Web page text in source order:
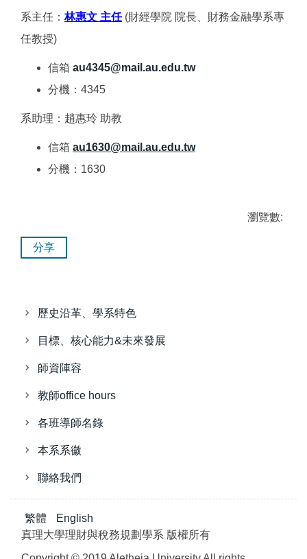
系主任：林惠文 主任(財經學院 院長、財務金融學系專
任教授)
信箱 au4345@mail.au.edu.tw
分機：4345
系助理：趙惠玲 助教
信箱 au1630@mail.au.edu.tw
分機：1630
瀏覽數:
分享
歷史沿革、學系特色
目標、核心能力&未來發展
師資陣容
教師office hours
各班導師名錄
本系系徽
聯絡我們
繁體
English
真理大學理財與稅務規劃學系 版權所有